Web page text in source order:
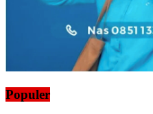
Populer